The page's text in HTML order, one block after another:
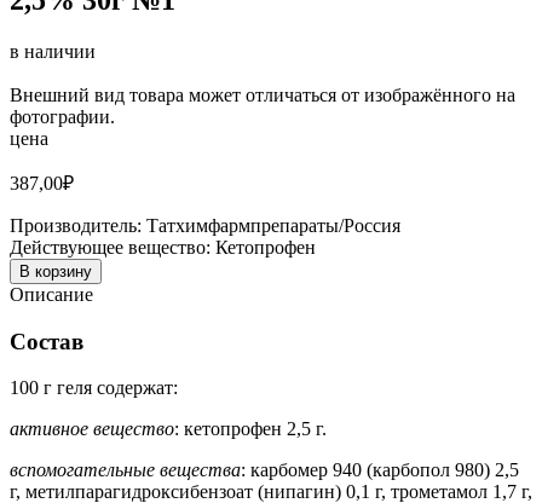
в наличии
Внешний вид товара может отличаться от изображённого на
фотографии.
цена
387,00₽
Производитель: Татхимфармпрепараты/Россия
Действующее вещество: Кетопрофен
В корзину
Описание
Состав
100 г геля содержат:
активное вещество: кетопрофен 2,5 г.
вспомогательные вещества: карбомер 940 (карбопол 980) 2,5
г, метилпарагидроксибензоат (нипагин) 0,1 г, трометамол 1,7 г,